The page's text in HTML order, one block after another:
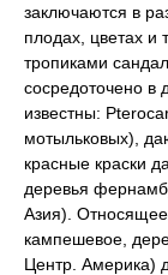
заключаются в
плодах, цветах и
тропиками
сосредоточено в
известны:
мотыльковых),
красные краски
деревья
Азия).
кампешевое,
Центр. Америка)